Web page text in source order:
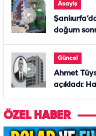
Asayiş
doğum
Güncel
Ahmet
açıkladı:
ÖZEL HABER